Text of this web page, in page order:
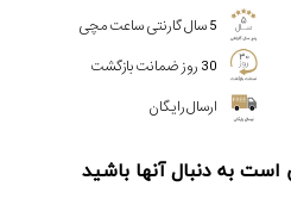
5 سال گارنتی ساعت مچی
30 روز ضمانت بازگشت
ارسال رایگان
به دنبال آنها باشید